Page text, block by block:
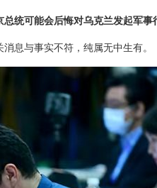
统可能会后悔对乌克兰发起军事
息与事实不符，纯属无中生有。